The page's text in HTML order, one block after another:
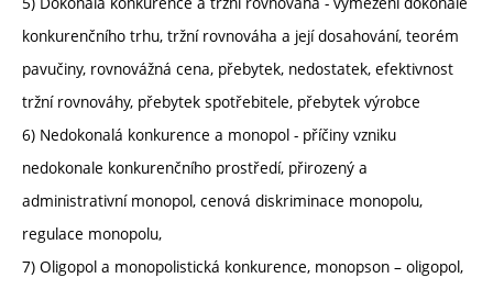
konkurenčního trhu, tržní rovnováha a její dosahování, teorém
pavučiny, rovnovážná cena, přebytek, nedostatek, efektivnost
tržní rovnováhy, přebytek spotřebitele, přebytek výrobce
6) Nedokonalá konkurence a monopol - příčiny vzniku
nedokonale konkurenčního prostředí, přirozený a
administrativní monopol, cenová diskriminace monopolu,
regulace monopolu,
7) Oligopol a monopolistická konkurence, monopson – oligopol,